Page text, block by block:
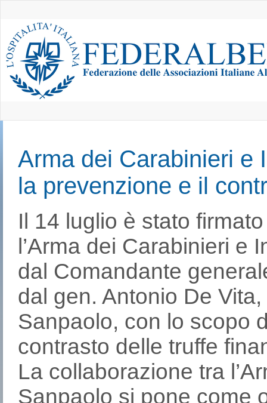
Arma dei Carabinieri e
la prevenzione e il
Il 14 luglio è stato
l’Arma dei Carabinieri e
dal Comandante
dal gen. Antonio De
Sanpaolo, con lo scopo
contrasto delle truffe
La collaborazione tra
Sanpaolo si pone come